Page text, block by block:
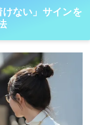
ない」サインを